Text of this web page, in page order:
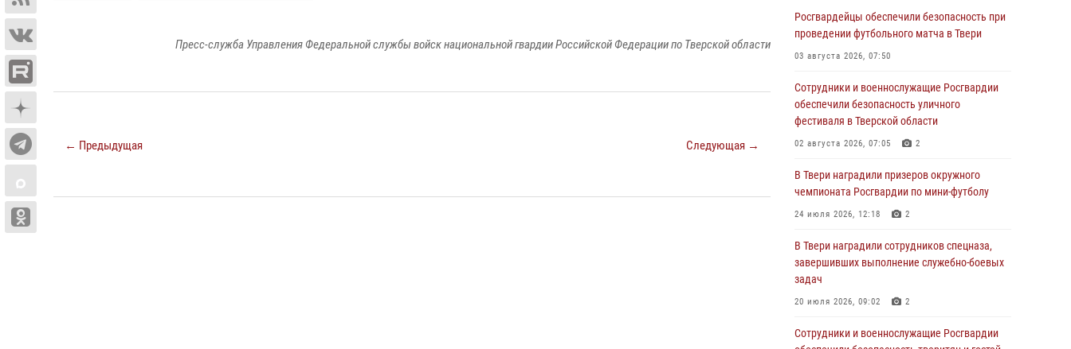
Пресс-служба Управления Федеральной службы войск национальной гвардии Российской Федерации по Тверской области
← Предыдущая Следующая →
Росгвардейцы в Твери приняли участие в
Сотрудники вневедомственной охраны
совершили 250 выездов и пресекли 20
правонарушений за неделю в Тверской
27 июля 2026, 08:29
В Твери наградили призеров окружного
24 июля 2026, 12:18 2
Росгвардейцы оказали помощь водителю на
дороге в городе Кашин
Росгвардейцы обеспечили безопасность при
проведении футбольного матча в Твери
03 августа 2026, 07:50
Сотрудники и военнослужащие Росгвардии
обеспечили безопасность уличного
фестиваля в Тверской области
02 августа 2026, 07:05 2
В Твери наградили призеров окружного
чемпионата Росгвардии по мини-футболу
24 июля 2026, 12:18 2
В Твери наградили сотрудников спецназа,
завершивших выполнение служебно-боевых
задач
20 июля 2026, 09:02 2
Сотрудники и военнослужащие Росгвардии